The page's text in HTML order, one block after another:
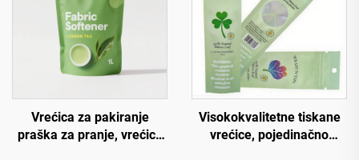
Vrećica za pakiranje
praška za pranje, vrećice
Visokokvalitetne tiskane
vrećice, pojedinačno